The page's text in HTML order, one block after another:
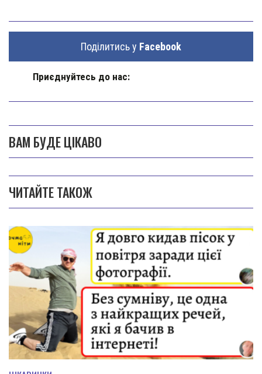
Поділитись у Facebook
Приєднуйтесь до нас:
ВАМ БУДЕ ЦІКАВО
ЧИТАЙТЕ ТАКОЖ